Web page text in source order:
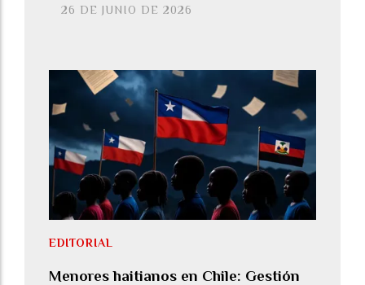
26 DE JUNIO DE 2026
Menores haitianos en Chile: Gestión
EDITORIAL